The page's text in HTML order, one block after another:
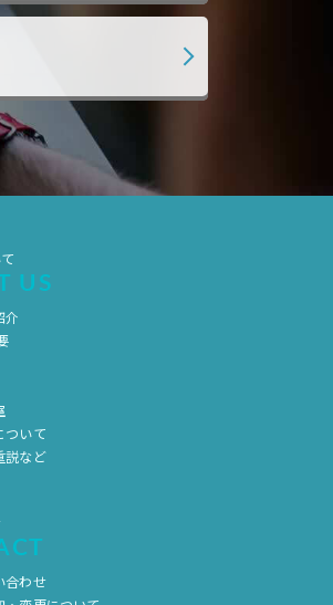
2019年12月
2019年8月
2019年6月
2019年4月
月
2017年6月
US
介
ついて
説など
合わせ